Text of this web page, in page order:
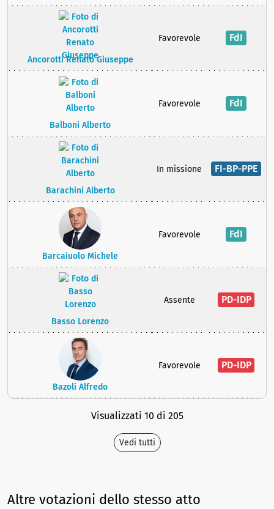
Ancorotti Renato Giuseppe
Favorevole FdI
Balboni Alberto
Favorevole FdI
Barachini Alberto
In missione FI-BP-PPE
Barcaiuolo Michele
Favorevole FdI
Basso Lorenzo
Assente PD-IDP
Bazoli Alfredo
Favorevole PD-IDP
Visualizzati 10 di 205
Vedi tutti
Altre votazioni dello stesso atto